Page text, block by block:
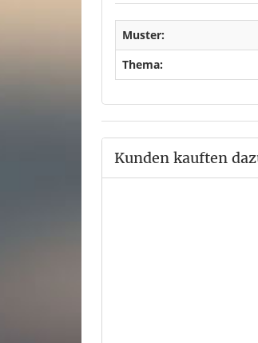
Muster:
Thema:
Kunden kauften